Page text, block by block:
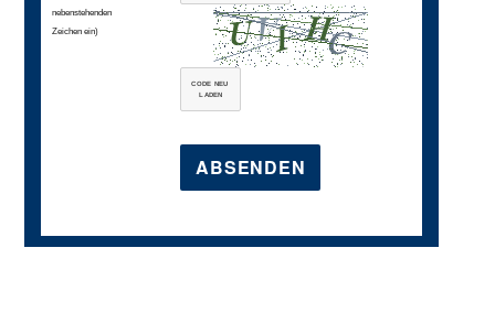
nebenstehenden
Zeichen ein)
CODE NEU
LADEN